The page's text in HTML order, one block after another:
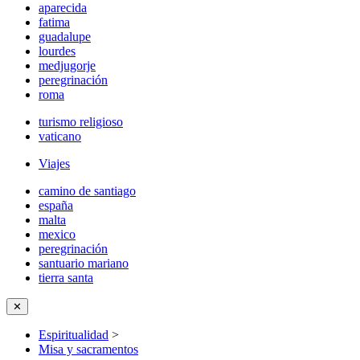
aparecida
fatima
guadalupe
lourdes
medjugorje
peregrinación
roma
turismo religioso
vaticano
Viajes
camino de santiago
españa
malta
mexico
peregrinación
santuario mariano
tierra santa
✕
Espiritualidad >
Misa y sacramentos